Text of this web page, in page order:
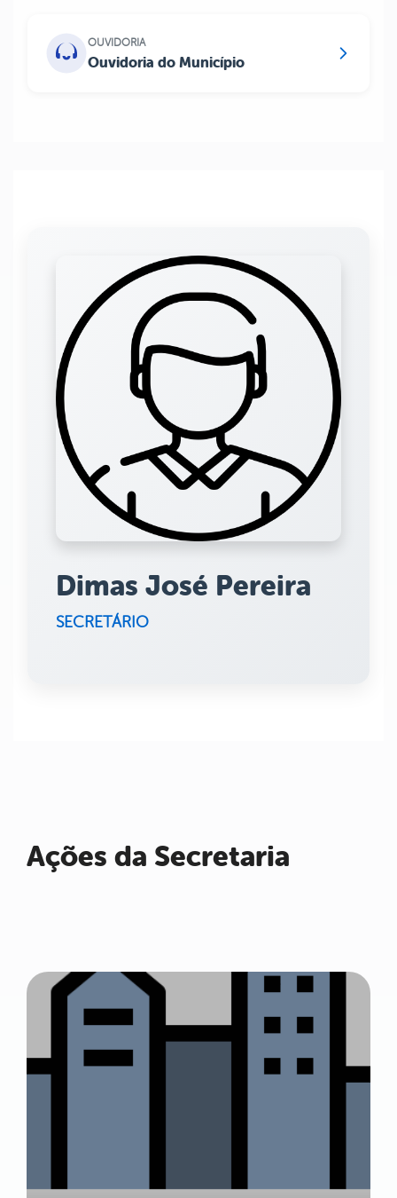
OUVIDORIA
Ouvidoria do Município
Dimas José Pereira
SECRETÁRIO
Ações da Secretaria